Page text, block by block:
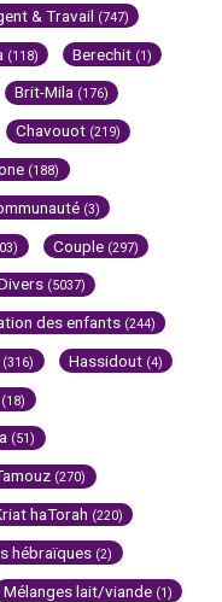
& Travail (747)
(118) Berechit (1)
Brit-Mila (176)
Chavouot (219)
(188)
(3)
Couple (297)
(5037)
des enfants (244)
(316) Hassidout (4)
(18)
(51)
(270)
haTorah (220)
hébraïques (2)
Mélanges lait/viande (1)